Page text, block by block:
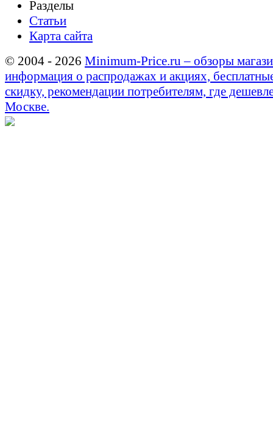
Разделы
Статьи
Карта сайта
© 2004 - 2026 Minimum-Price.ru – обзоры
информация о распродажах и акциях,
скидку, рекомендации потребителям, где
Москве.